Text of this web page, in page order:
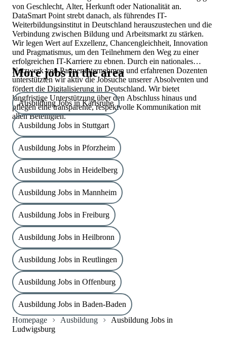
von Geschlecht, Alter, Herkunft oder Nationalität an.
DataSmart Point strebt danach, als führendes IT-
Weiterbildungsinstitut in Deutschland herauszustechen und die
Verbindung zwischen Bildung und Arbeitsmarkt zu stärken.
Wir legen Wert auf Exzellenz, Chancengleichheit, Innovation
und Pragmatismus, um den Teilnehmern den Weg zu einer
erfolgreichen IT-Karriere zu ebnen. Durch ein nationales
Netzwerk von Partnerunternehmen und erfahrenen Dozenten
unterstützten wir aktiv die Jobsuche unserer Absolventen und
fördert die Digitalisierung in Deutschland. Wir bietet
langfristige Unterstützung über den Abschluss hinaus und
pflegen eine transparente, respektvolle Kommunikation mit
allen Beteiligten.
More jobs in the area
Ausbildung Jobs in Karlsruhe
Ausbildung Jobs in Stuttgart
Ausbildung Jobs in Pforzheim
Ausbildung Jobs in Heidelberg
Ausbildung Jobs in Mannheim
Ausbildung Jobs in Freiburg
Ausbildung Jobs in Heilbronn
Ausbildung Jobs in Reutlingen
Ausbildung Jobs in Offenburg
Ausbildung Jobs in Baden-Baden
Homepage
Ausbildung
Ausbildung Jobs in
Ludwigsburg